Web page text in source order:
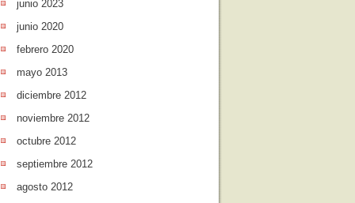
junio 2023
junio 2020
febrero 2020
mayo 2013
diciembre 2012
noviembre 2012
octubre 2012
septiembre 2012
agosto 2012